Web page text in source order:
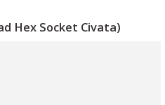
Hex Socket Civata)